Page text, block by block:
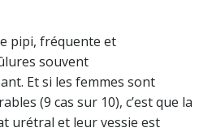
pipi, fréquente et
souvent
Et si les femmes sont
(9 cas sur 10), c’est que la
urétral et leur vessie est